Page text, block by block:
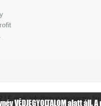
E-mail: info@sportagvalaszto.hu
VÉDJEGYOLTALOM